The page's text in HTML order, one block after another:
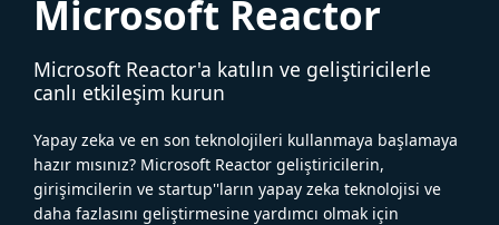
Microsoft Reactor
Microsoft Reactor'a katılın ve geliştiricilerle
canlı etkileşim kurun
Yapay zeka ve en son teknolojileri kullanmaya başlamaya
hazır mısınız? Microsoft Reactor geliştiricilerin,
girişimcilerin ve startup''ların yapay zeka teknolojisi ve
daha fazlasını geliştirmesine yardımcı olmak için